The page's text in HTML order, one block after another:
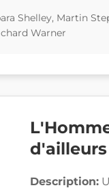
Shelley, Martin
Warner
d'ailleurs
Description: